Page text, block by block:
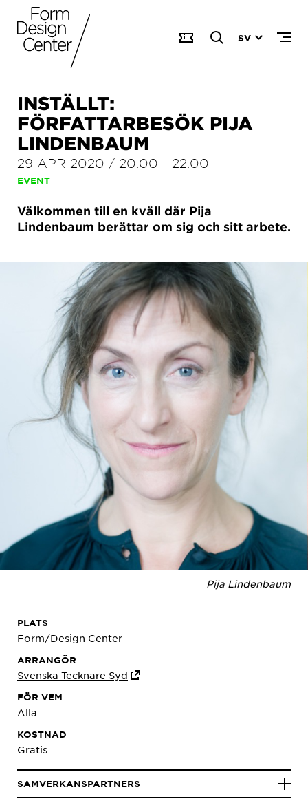
SV
INSTÄLLT:
FÖRFATTARBESÖK PIJA
LINDENBAUM
29 APR 2020 / 20.00 - 22.00
EVENT
Välkommen till en kväll där Pija
Lindenbaum berättar om sig och sitt arbete.
Pija Lindenbaum
PLATS
Form/Design Center
ARRANGÖR
Svenska Tecknare Syd
FÖR VEM
Alla
KOSTNAD
Gratis
SAMVERKANSPARTNERS